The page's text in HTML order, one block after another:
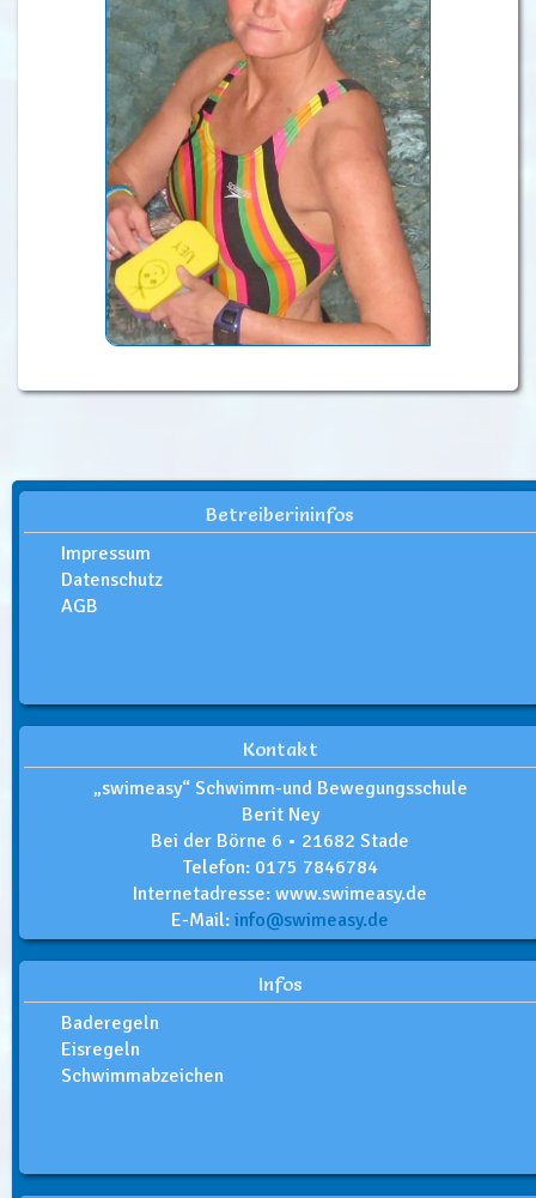
Betreiberininfos
Impressum
Datenschutz
AGB
Kontakt
„swimeasy“ Schwimm-und Bewegungsschule
Berit Ney
Bei der Börne 6 • 21682 Stade
Telefon: 0175 7846784
Internetadresse: www.swimeasy.de
E-Mail: info@swimeasy.de
Infos
Baderegeln
Eisregeln
Schwimmabzeichen